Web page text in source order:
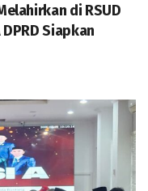
di RSUD
Siapkan